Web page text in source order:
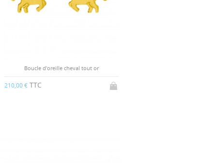
Boucle d'oreille cheval tout or
210,00 € TTC